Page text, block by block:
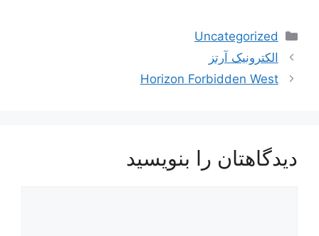
دسته‌ها
Uncategorized
ناوبری
نوشته‌ها
الکترونیک آرتز
Horizon Forbidden West
دیدگاهتان را بنویسید